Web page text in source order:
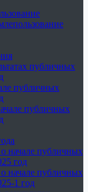
публичных
публичных
публичных
начале публичных
год
начале публичных
1 год